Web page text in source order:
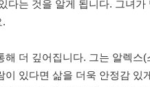
다는 것을 알게 됩니다. 그녀가
.
더 깊어집니다. 그는 알렉스
있다면 삶을 더욱 안정감 있